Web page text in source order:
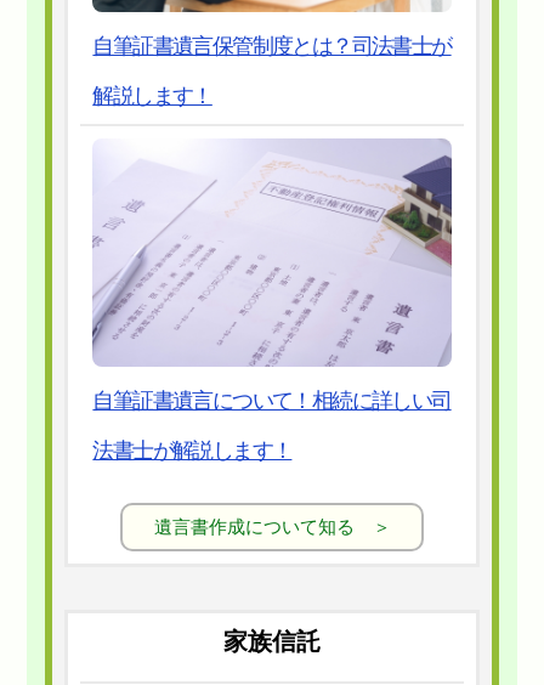
自筆証書遺言保管制度とは？司法書士が
解説します！
自筆証書遺言について！相続に詳しい司
法書士が解説します！
遺言書作成について知る ＞
家族信託